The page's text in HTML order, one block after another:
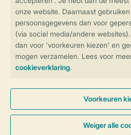
Controle over
Instellingen
Veilige gegevensoverdracht
Veilige betaling